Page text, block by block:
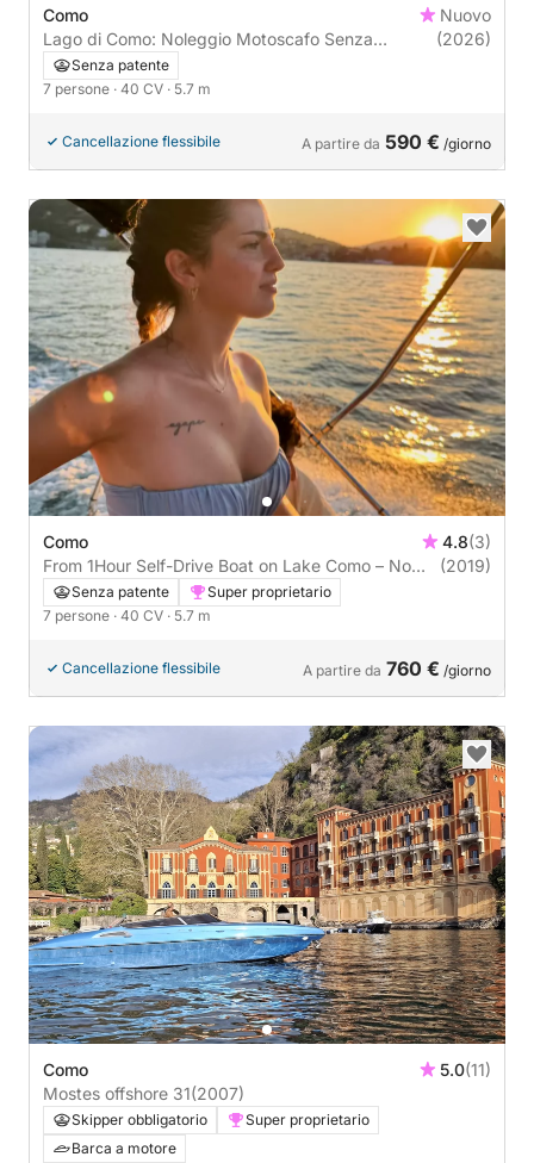
Como
Nuovo
Lago di Como: Noleggio Motoscafo Senza
Patente
(2026)
Senza patente
7 persone · 40 CV · 5.7 m
Cancellazione flessibile A partire da 590 € /giorno
Como 4.8(3)
From 1Hour Self-Drive Boat on Lake Como – No
License Needed
(2019)
Senza patente
Super proprietario
7 persone · 40 CV · 5.7 m
Cancellazione flessibile A partire da 760 € /giorno
Como 5.0(11)
Mostes offshore 31(2007)
Skipper obbligatorio
Super proprietario
Barca a motore